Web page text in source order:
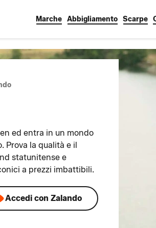
Marche Abbigliamento Scarpe
ed entra in un mondo
Prova la qualità e il
statunitense e
a prezzi imbattibili.
Accedi con Zalando